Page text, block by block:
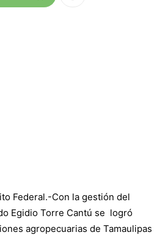
Federal.-Con la gestión del
Egidio Torre Cantú se logró
agropecuarias de Tamaulipas